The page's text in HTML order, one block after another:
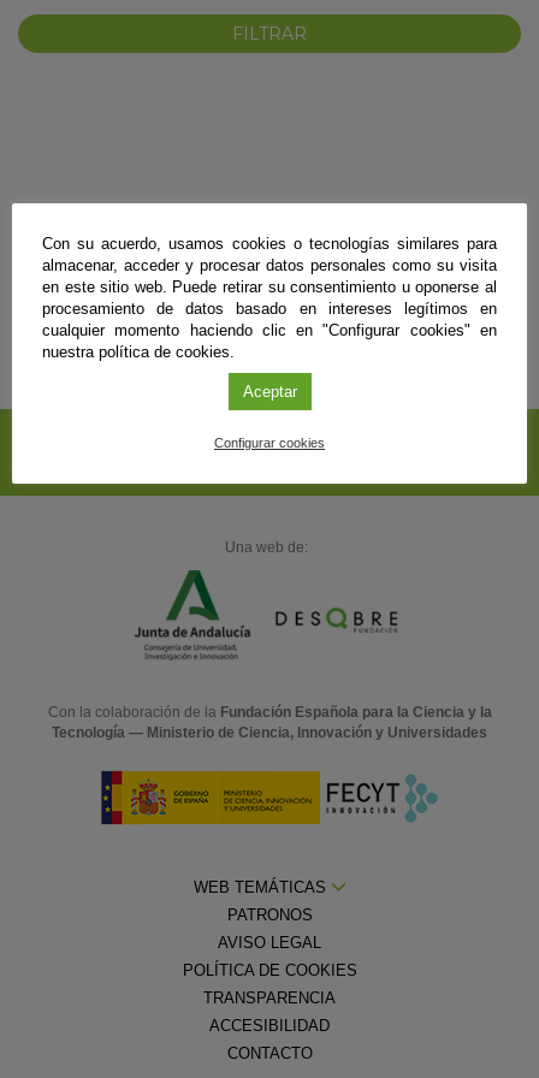
SUSCRÍBETE A NUESTRO
Una web de:
Con la colaboración de la Fundación Española para la Ciencia y la
Tecnología — Ministerio de Ciencia, Innovación y Universidades
WEB TEMÁTICAS
PATRONOS
AVISO LEGAL
POLÍTICA DE COOKIES
TRANSPARENCIA
ACCESIBILIDAD
CONTACTO
Con su acuerdo, usamos cookies o tecnologías similares para
almacenar, acceder y procesar datos personales como su visita
en este sitio web. Puede retirar su consentimiento u oponerse al
procesamiento de datos basado en intereses legítimos en
cualquier momento haciendo clic en "Configurar cookies" en
nuestra política de cookies.
Aceptar
Configurar cookies